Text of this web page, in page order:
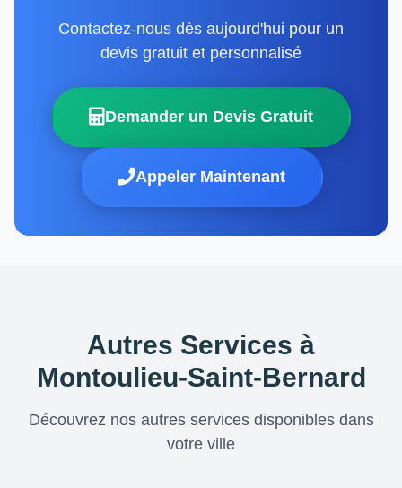
Contactez-nous dès aujourd'hui pour un
devis gratuit et personnalisé
Demander un Devis Gratuit
Appeler Maintenant
Autres Services à
Montoulieu-Saint-Bernard
Découvrez nos autres services disponibles dans
votre ville